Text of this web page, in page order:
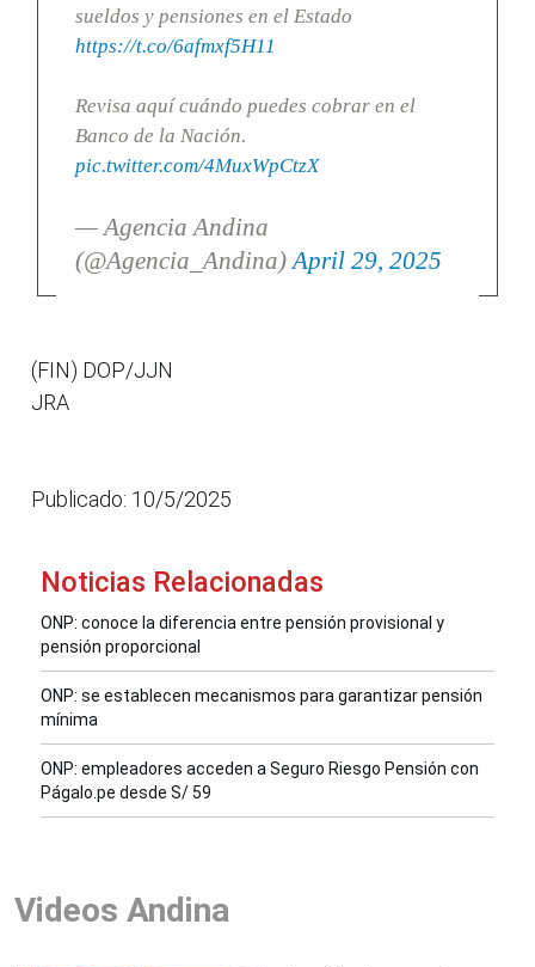
sueldos y pensiones en el Estado
https://t.co/6afmxf5H11
Revisa aquí cuándo puedes cobrar en el
Banco de la Nación.
pic.twitter.com/4MuxWpCtzX
— Agencia Andina
(@Agencia_Andina)April 29, 2025
(FIN) DOP/JJN
JRA
Publicado: 10/5/2025
Noticias Relacionadas
ONP: conoce la diferencia entre pensión provisional y
pensión proporcional
ONP: se establecen mecanismos para garantizar pensión
mínima
ONP: empleadores acceden a Seguro Riesgo Pensión con
Págalo.pe desde S/ 59
Videos Andina